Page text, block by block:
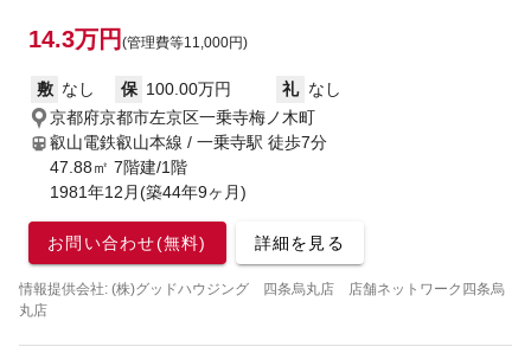
14.3万円 (管理費等11,000円)
敷 なし 保 100.00万円 礼 なし
京都府京都市左京区一乗寺梅ノ木町
叡山電鉄叡山本線 / 一乗寺駅 徒歩7分
47.88㎡ 7階建/1階
1981年12月(築44年9ヶ月)
お問い合わせ(無料) 詳細を見る
情報提供会社: (株)グッドハウジング 四条烏丸店 店舗ネットワーク四条烏
丸店